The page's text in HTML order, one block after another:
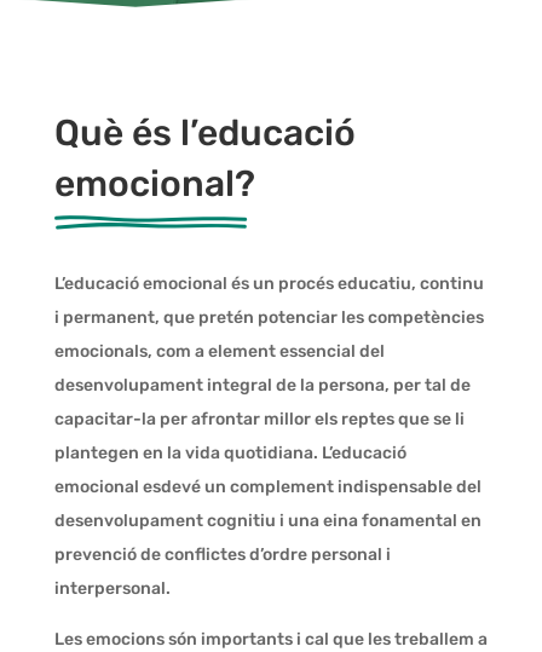
Què és l’educació
emocional?
L’educació emocional és un procés educatiu, continu
i permanent, que pretén potenciar les competències
emocionals, com a element essencial del
desenvolupament integral de la persona, per tal de
capacitar-la per afrontar millor els reptes que se li
plantegen en la vida quotidiana. L’educació
emocional esdevé un complement indispensable del
desenvolupament cognitiu i una eina fonamental en
prevenció de conflictes d’ordre personal i
interpersonal.
Les emocions són importants i cal que les treballem a